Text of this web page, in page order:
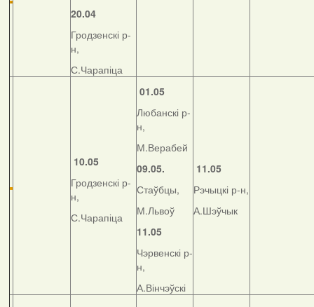
20.04
Гродзенскі р-
н,
С.Чарапіца
10.05
Гродзенскі р-
н,
С.Чарапіца
01.05
Любанскі р-
н,
М.Верабей
09.05.
Стаўбцы,
М.Львоў
11.05
Чэрвенскі р-
н,
А.Вінчэўскі
11.05
Рэчыцкі р-н,
А.Шэўчык